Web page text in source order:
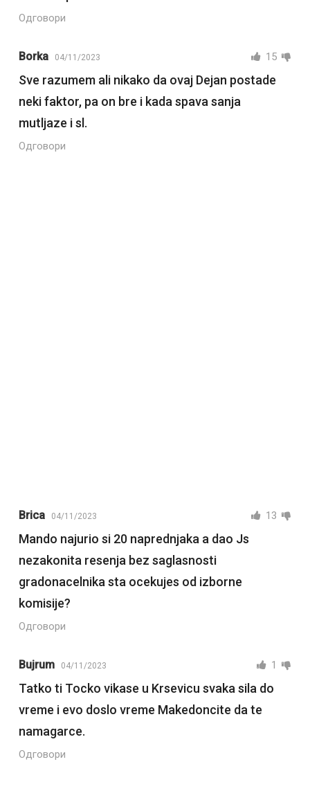
Одговори
Borka 04/11/2023 15
Sve razumem ali nikako da ovaj Dejan postade
neki faktor, pa on bre i kada spava sanja
mutljaze i sl.
Одговори
Brica 04/11/2023 13
Mando najurio si 20 naprednjaka a dao Js
nezakonita resenja bez saglasnosti
gradonacelnika sta ocekujes od izborne
komisije?
Одговори
Bujrum 04/11/2023 1
Tatko ti Tocko vikase u Krsevicu svaka sila do
vreme i evo doslo vreme Makedoncite da te
namagarce.
Одговори